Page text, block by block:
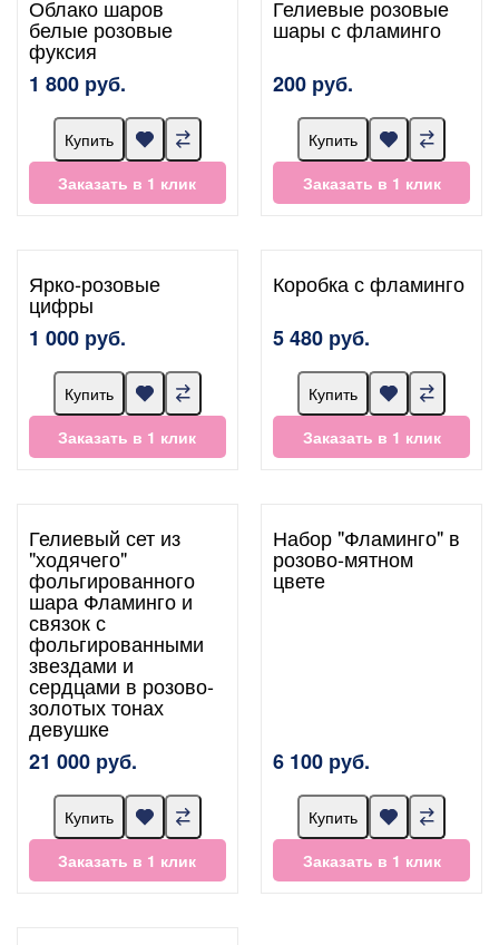
Облако шаров
белые розовые
фуксия
1 800 руб.
Купить
Заказать в 1 клик
Гелиевые розовые
шары с фламинго
200 руб.
Купить
Заказать в 1 клик
Ярко-розовые
цифры
1 000 руб.
Купить
Заказать в 1 клик
Коробка с фламинго
5 480 руб.
Купить
Заказать в 1 клик
Гелиевый сет из
"ходячего"
фольгированного
шара Фламинго и
связок с
фольгированными
звездами и
сердцами в розово-
золотых тонах
девушке
21 000 руб.
Купить
Заказать в 1 клик
Набор "Фламинго" в
розово-мятном
цвете
6 100 руб.
Купить
Заказать в 1 клик